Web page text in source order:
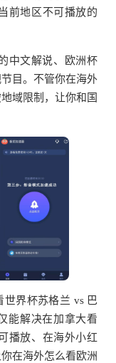
前地区不可播放的
中文解说、欧洲杯
目。不管你在海外
域限制，让你和国
界杯苏格兰 vs 巴
能解决在加拿大看
播放、在海外小红
在海外怎么看欧洲